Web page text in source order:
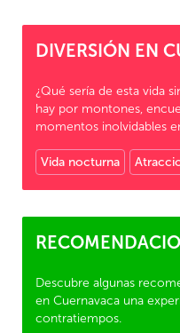
DIVERSIÓN EN
¿Qué sería de esta vida
hay por montones,
momentos inolvidables
Vida nocturna
Descubre algunas
en Cuernavaca una
contratiempos.